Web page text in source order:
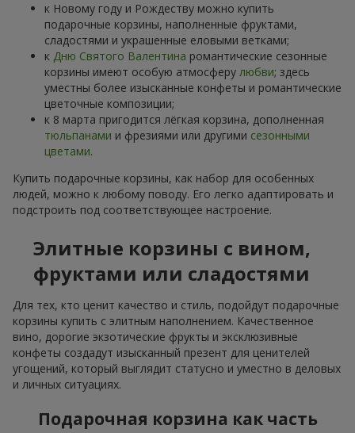
к Новому году и Рождеству можно купить
подарочные корзины, наполненные фруктами,
сладостями и украшенные еловыми ветками;
к Дню Святого Валентина романтические сезонные
корзины имеют особую атмосферу любви; здесь
уместны более изысканные конфеты и романтические
цветочные композиции;
к 8 марта пригодится лёгкая корзина, дополненная
тюльпанами и фрезиями или другими сезонными
цветами.
Купить подарочные корзины, как набор для особенных
людей, можно к любому поводу. Его легко адаптировать и
подстроить под соответствующее настроение.
Элитные корзины с вином,
фруктами или сладостями
Для тех, кто ценит качество и стиль, подойдут подарочные
корзины купить с элитным наполнением. Качественное
вино, дорогие экзотические фрукты и эксклюзивные
конфеты создадут изысканный презент для ценителей
угощений, который выглядит статусно и уместно в деловых
и личных ситуациях.
Подарочная корзина как часть